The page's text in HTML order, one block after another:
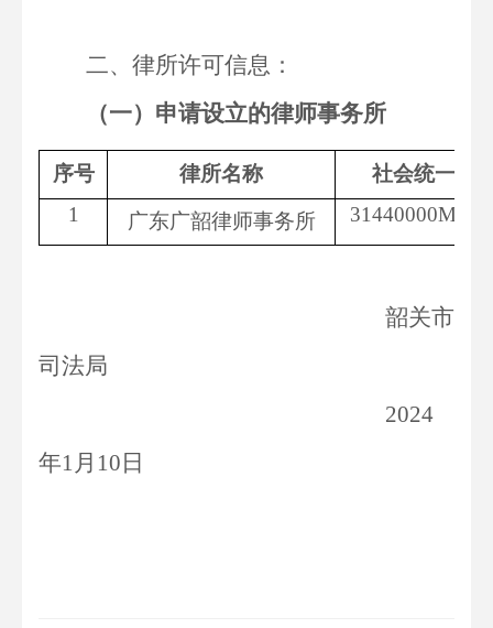
二、律所许可信息：
（一）申请设立的律师事务所
序号 律所名称
社会统一信
1
广东广韶律师事务所
韶关市
司法局
2024
年1月10日